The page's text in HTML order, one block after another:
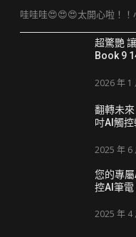
哇哇哇😍😍😍太開心啦！！
超驚艷
Book 9
2026 年 1
翻轉未
吋AI觸控
2025 年 6
您的專
控AI筆電
2025 年 4